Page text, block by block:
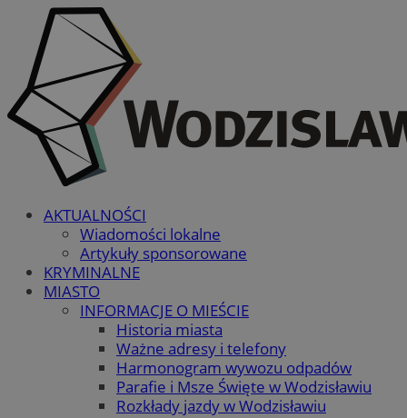
AKTUALNOŚCI
Wiadomości lokalne
Artykuły sponsorowane
KRYMINALNE
MIASTO
INFORMACJE O MIEŚCIE
Historia miasta
Ważne adresy i telefony
Harmonogram wywozu odpadów
Parafie i Msze Święte w Wodzisławiu
Rozkłady jazdy w Wodzisławiu